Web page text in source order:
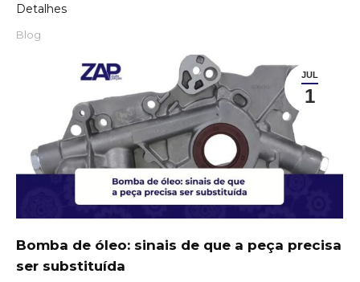
Detalhes
Blog
JUL
1
Bomba de óleo: sinais de que a peça precisa
ser substituída